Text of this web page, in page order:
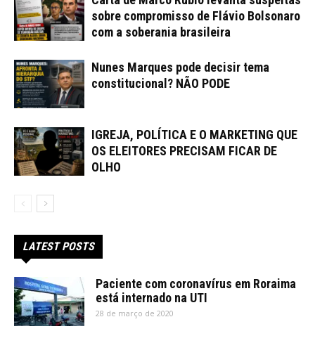
sobre compromisso de Flávio Bolsonaro
com a soberania brasileira
Nunes Marques pode decisir tema
constitucional? NÃO PODE
IGREJA, POLÍTICA E O MARKETING QUE
OS ELEITORES PRECISAM FICAR DE
OLHO
LATEST POSTS
Paciente com coronavírus em Roraima
está internado na UTI
28 de março de 2020